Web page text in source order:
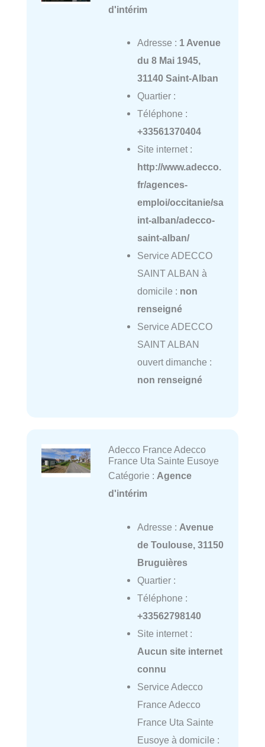
d'intérim
Adresse : 1 Avenue
du 8 Mai 1945,
31140 Saint-Alban
Quartier :
Téléphone :
+33561370404
Site internet :
http://www.adecco.
fr/agences-
emploi/occitanie/sa
int-alban/adecco-
saint-alban/
Service ADECCO
SAINT ALBAN à
domicile : non
renseigné
Service ADECCO
SAINT ALBAN
ouvert dimanche :
non renseigné
Adecco France Adecco
France Uta Sainte Eusoye
Catégorie : Agence
d'intérim
Adresse : Avenue
de Toulouse, 31150
Bruguières
Quartier :
Téléphone :
+33562798140
Site internet :
Aucun site internet
connu
Service Adecco
France Adecco
France Uta Sainte
Eusoye à domicile :